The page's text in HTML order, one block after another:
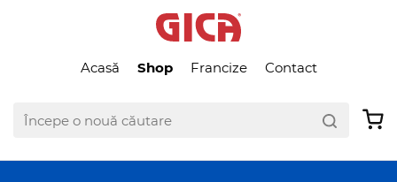
Acasă Shop Francize Contact